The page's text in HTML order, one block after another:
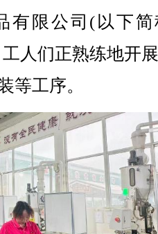
有限公司(以下简
人们正熟练地开
等工序。